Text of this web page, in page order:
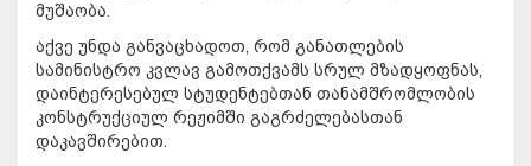
მუშაობა.
აქვე უნდა განვაცხადოთ, რომ განათლების
სამინისტრო კვლავ გამოთქვამს სრულ მზადყოფნას,
დაინტერესებულ სტუდენტებთან თანამშრომლობის
კონსტრუქციულ რეჟიმში გაგრძელებასთან
დაკავშირებით.